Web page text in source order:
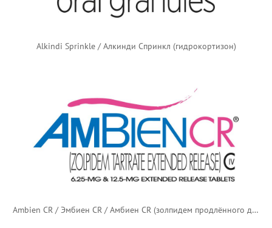
Alkindi Sprinkle / Алкинди Спринкл (гидрокортизон)
Ambien CR / Эмбиен CR / Амбиен CR (золпидем продлённого действия)